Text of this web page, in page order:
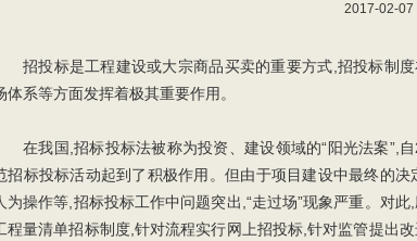
2017-02-07
招投标是工程建设或大宗商品买卖的重要方式,招投标制
体系等方面发挥着极其重要作用。
在我国,招标投标法被称为投资、建设领域的“阳光法案”,
招标投标活动起到了积极作用。但由于项目建设中最终的决
为操作等,招标投标工作中问题突出,“走过场”现象严重。对
程量清单招标制度,针对流程实行网上招投标,针对监管提出